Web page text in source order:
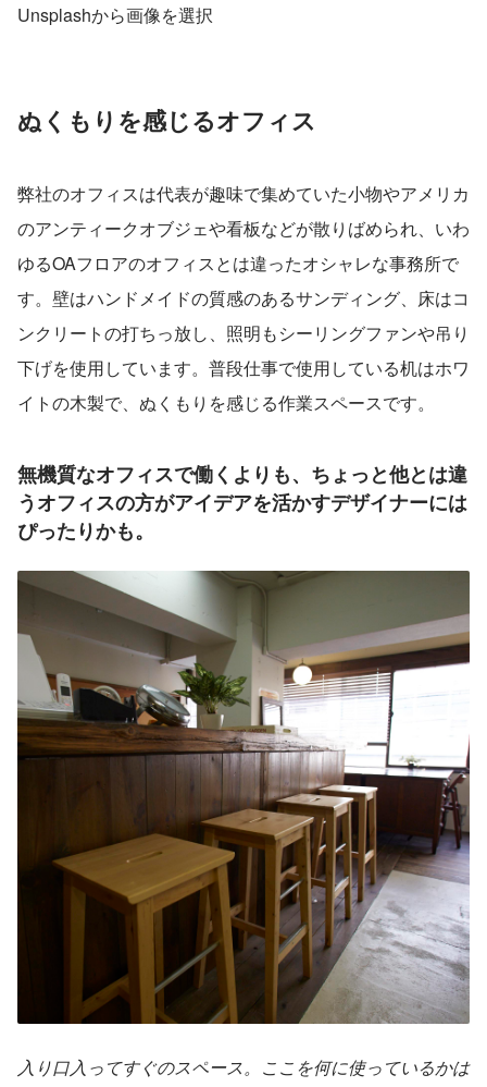
Unsplashから画像を選択
ぬくもりを感じるオフィス
弊社のオフィスは代表が趣味で集めていた小物やアメリカ
のアンティークオブジェや看板などが散りばめられ、いわ
ゆるOAフロアのオフィスとは違ったオシャレな事務所で
す。壁はハンドメイドの質感のあるサンディング、床はコ
ンクリートの打ちっ放し、照明もシーリングファンや吊り
下げを使用しています。普段仕事で使用している机はホワ
イトの木製で、ぬくもりを感じる作業スペースです。
無機質なオフィスで働くよりも、ちょっと他とは違
うオフィスの方がアイデアを活かすデザイナーには
ぴったりかも。
入り口入ってすぐのスペース。ここを何に使っているかは